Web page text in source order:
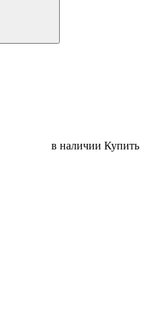
в наличии Купить